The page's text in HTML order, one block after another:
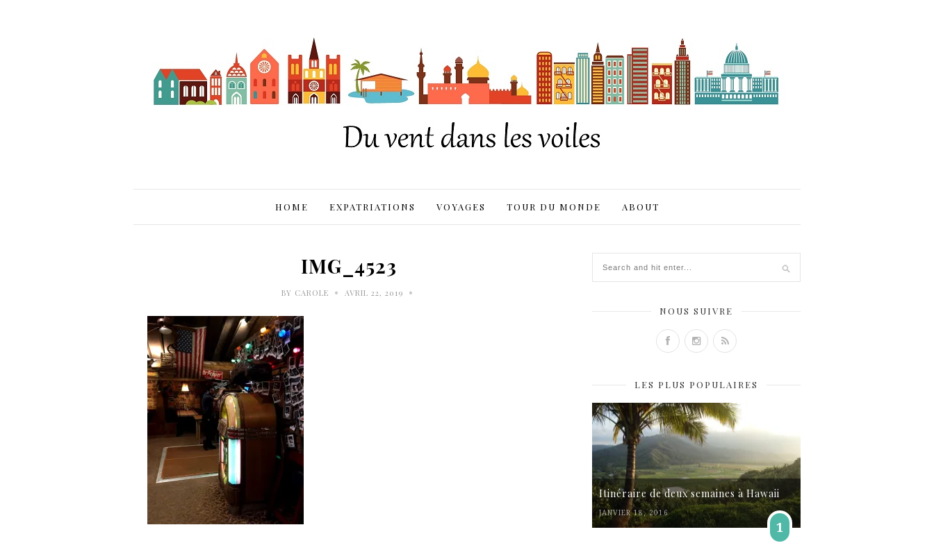
HOME EXPATRIATIONS VOYAGES TOUR DU MONDE ABOUT
IMG_4523
BY CAROLE • AVRIL 22, 2019 •
NOUS SUIVRE
LES PLUS POPULAIRES
Itinéraire de deux semaines à Hawaii
JANVIER 18, 2016
1